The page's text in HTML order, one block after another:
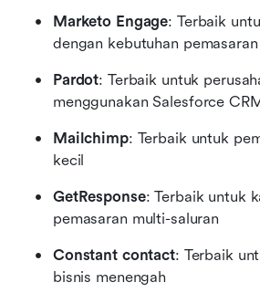
Marketo Engage: Terbaik
dengan kebutuhan
Pardot: Terbaik untuk
menggunakan Salesforce
Mailchimp: Terbaik untuk
kecil
GetResponse: Terbaik untuk
pemasaran multi-saluran
Constant contact: Terbaik
bisnis menengah